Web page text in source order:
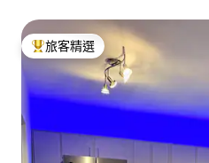
旅客精選榜首
旅客精選